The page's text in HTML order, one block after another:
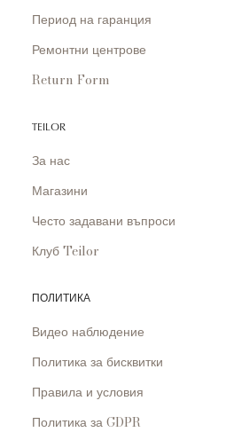
Период на гаранция
Ремонтни центрове
Return Form
TEILOR
За нас
Магазини
Често задавани въпроси
Клуб Teilor
ПОЛИТИКА
Видео наблюдение
Политика за бисквитки
Правила и условия
Политика за GDPR